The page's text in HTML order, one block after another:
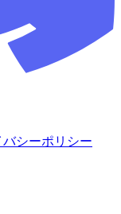
バシーポリシー